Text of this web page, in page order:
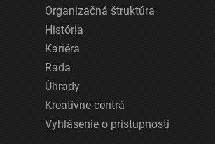
Organizačná štruktúra
História
Kariéra
Rada
Úhrady
Kreatívne centrá
Vyhlásenie o prístupnosti